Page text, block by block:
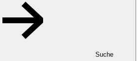
Suche